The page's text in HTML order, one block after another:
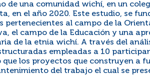
de una comunidad wichí, en un
en el año 2020. Este estudio, se
pertenecientes al campo de la
el campo de la Educación y una
de la etnia wichí. A través del
empleadas a 10
los proyectos que construyen a
del trabajo el cual se